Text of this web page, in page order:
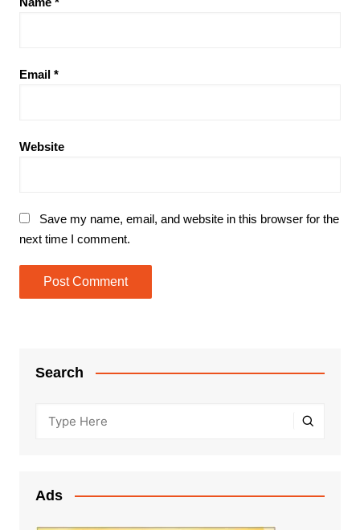
Email *
Website
Save my name, email, and website in this browser for the
next time I comment.
Search
Ads